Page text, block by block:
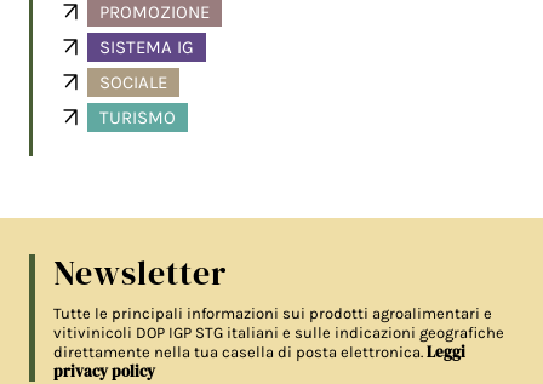
PROMOZIONE
SISTEMA IG
SOCIALE
TURISMO
Newsletter
Tutte le principali informazioni sui prodotti agroalimentari e
vitivinicoli DOP IGP STG italiani e sulle indicazioni geografiche
direttamente nella tua casella di posta elettronica.Leggi
privacy policy